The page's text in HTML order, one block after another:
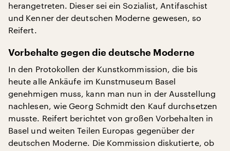
herangetreten. Dieser sei ein Sozialist, Antifaschist
und Kenner der deutschen Moderne gewesen, so
Reifert.
Vorbehalte gegen die deutsche Moderne
In den Protokollen der Kunstkommission, die bis
heute alle Ankäufe im Kunstmuseum Basel
genehmigen muss, kann man nun in der Ausstellung
nachlesen, wie Georg Schmidt den Kauf durchsetzen
musste. Reifert berichtet von großen Vorbehalten in
Basel und weiten Teilen Europas gegenüber der
deutschen Moderne. Die Kommission diskutierte, ob